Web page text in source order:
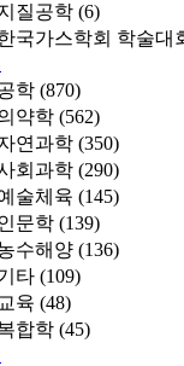
질공학 (6)
국가스학회 학술대
학 (870)
약학 (562)
연과학 (350)
회과학 (290)
술체육 (145)
문학 (139)
수해양 (136)
타 (109)
교육 (48)
합학 (45)